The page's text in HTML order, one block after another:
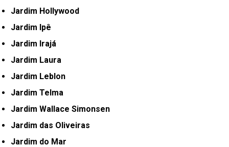
Jardim Hollywood
Jardim Ipê
Jardim Irajá
Jardim Laura
Jardim Leblon
Jardim Telma
Jardim Wallace Simonsen
Jardim das Oliveiras
Jardim do Mar